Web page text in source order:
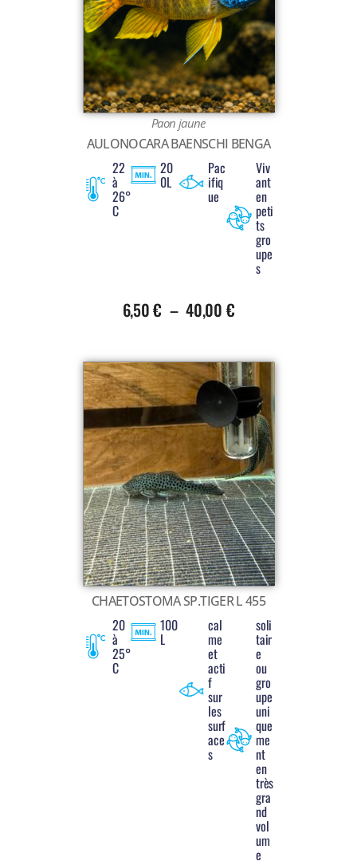
Paon jaune
AULONOCARA BAENSCHI BENGA
22
à
26°
C
20
0L
Pac
ifiq
ue
Viv
ant
en
peti
ts
gro
upe
s
6,50€ – 40,00 €
CHAETOSTOMA SP.TIGER L 455
20
à
25°
C
100
L
cal
me
et
acti
f
sur
les
surf
ace
s
soli
tair
e
ou
gro
upe
uni
que
me
nt
en
très
gra
nd
vol
um
e